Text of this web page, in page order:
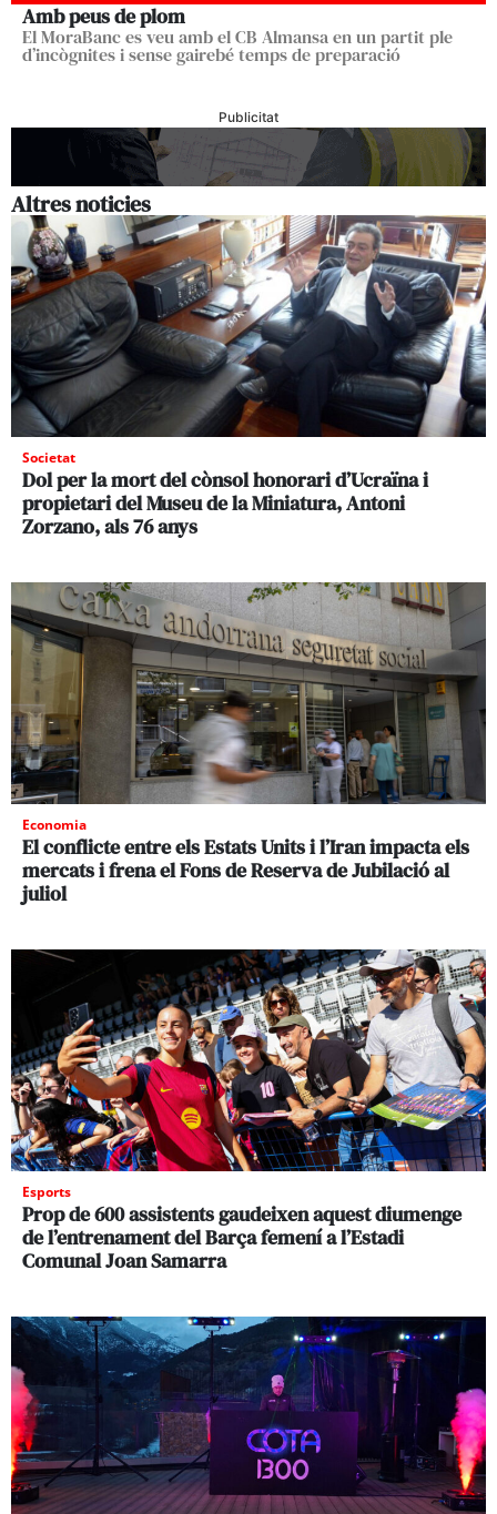
Amb peus de plom
El MoraBanc es veu amb el CB Almansa en un partit ple
d’incògnites i sense gairebé temps de preparació
Publicitat
Altres noticies
Societat
Dol per la mort del cònsol honorari d’Ucraïna i
propietari del Museu de la Miniatura, Antoni
Zorzano, als 76 anys
Economia
El conflicte entre els Estats Units i l’Iran impacta els
mercats i frena el Fons de Reserva de Jubilació al
juliol
Esports
Prop de 600 assistents gaudeixen aquest diumenge
de l’entrenament del Barça femení a l’Estadi
Comunal Joan Samarra